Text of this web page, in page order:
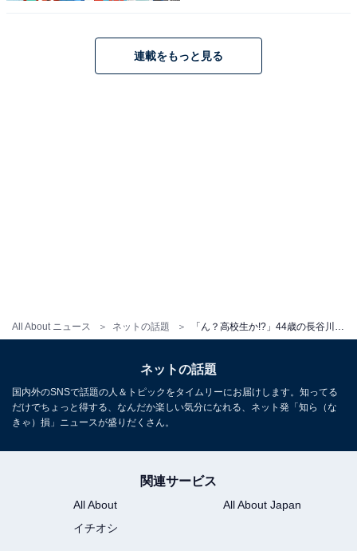
All About ニュース ネットの話題
連載をもっと見る
ネットの話題
国内外のSNSで話題の人＆トピックをタイムリーにお届けします。知ってる
だけでちょっと得する、なんだか楽しい気分になれる、ネット発「知ら（な
きゃ）損」ニュースが盛りだくさん。
関連サービス
All About
All About Japan
イチオシ